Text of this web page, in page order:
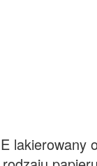
lakierowany